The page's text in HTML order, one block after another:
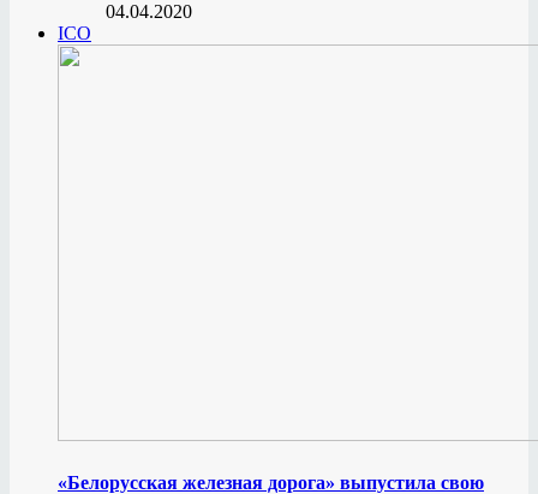
04.04.2020
ICO
«Белорусская железная дорога» выпустила свою